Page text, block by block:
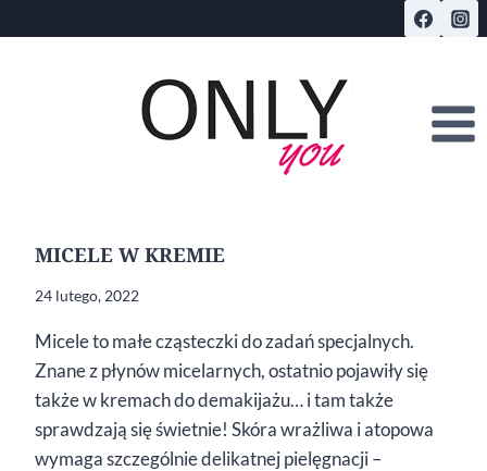
do
MICELE W KREMIE
24 lutego, 2022
Micele to małe cząsteczki do zadań specjalnych.
Znane z płynów micelarnych, ostatnio pojawiły się
także w kremach do demakijażu… i tam także
sprawdzają się świetnie! Skóra wrażliwa i atopowa
wymaga szczególnie delikatnej pielęgnacji –